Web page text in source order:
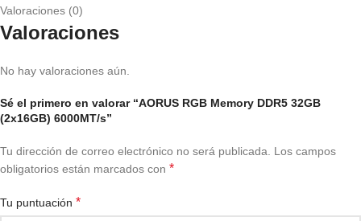
Valoraciones (0)
Valoraciones
No hay valoraciones aún.
Sé el primero en valorar “AORUS RGB Memory DDR5 32GB
(2x16GB) 6000MT/s”
Tu dirección de correo electrónico no será publicada.
Los campos
obligatorios están marcados con *
Tu puntuación *